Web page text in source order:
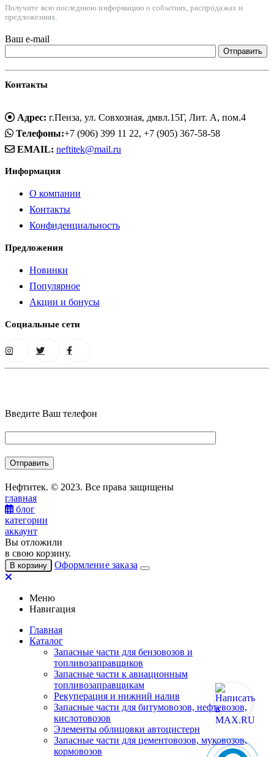
Получите всю последнюю информацию о событиях, распродажах и
предложениях.
Ваш e-mail
Контакты
Адрес: г.Пенза, ул. Совхозная, дмвл.15Г, Лит. А, пом.4
Телефоны:+7 (906) 399 11 22, +7 (905) 367-58-58
EMAIL: neftitek@mail.ru
Информация
О компании
Контакты
Конфиденциальность
Предложения
Новинки
Популярное
Акции и бонусы
Социальные сети
Введите Ваш телефон
Нефтитек. © 2023. Все права защищены
главная
блог
категории
аккаунт
Вы отложили
в свою корзину.
В корзину Оформление заказа
Меню
Навигация
Главная
Каталог
Запасные части для бензовозов и
топливозаправщиков
Запасные части к авиационным
топливозаправщикам
Рекуперация и нижний налив
Запасные части для битумовозов, нефтевозов,
кислотовозов
Элементы облицовки автоцистерн
Запасные части для цементовозов, муковозов,
кормовозов